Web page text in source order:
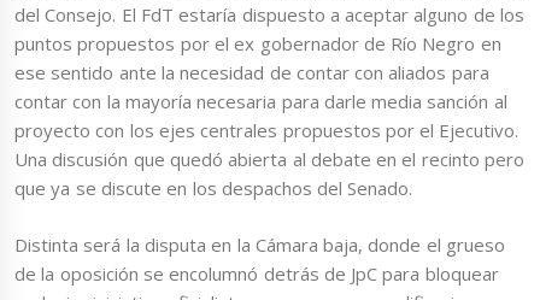
del Consejo. El FdT estaría dispuesto a aceptar alguno de los
puntos propuestos por el ex gobernador de Río Negro en
ese sentido ante la necesidad de contar con aliados para
contar con la mayoría necesaria para darle media sanción al
proyecto con los ejes centrales propuestos por el Ejecutivo.
Una discusión que quedó abierta al debate en el recinto pero
que ya se discute en los despachos del Senado.
Distinta será la disputa en la Cámara baja, donde el grueso
de la oposición se encolumnó detrás de JpC para bloquear